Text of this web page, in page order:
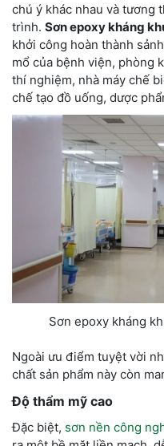
chú ý khác nhau và tương
trình. Sơn epoxy kháng
khởi công hoàn thành
mổ của bệnh viện, phòng
thí nghiệm, nhà máy chế
chế tạo đồ uống, dược
Sơn epoxy kháng
Ngoài ưu điểm tuyệt vời
chất sản phẩm này còn
Độ thẩm mỹ cao
Đặc biệt, sơn nền công